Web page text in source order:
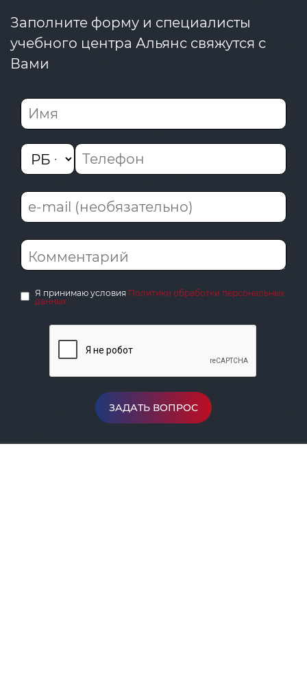
Заполните форму и специалисты
учебного центра Альянс свяжутся с
Вами
Я принимаю условия Политики обработки персональных
данных
ЗАДАТЬ ВОПРОС